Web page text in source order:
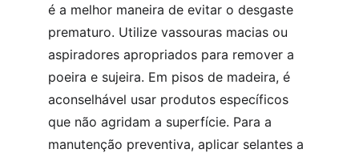
é a melhor maneira de evitar o desgaste
prematuro. Utilize vassouras macias ou
aspiradores apropriados para remover a
poeira e sujeira. Em pisos de madeira, é
aconselhável usar produtos específicos
que não agridam a superfície. Para a
manutenção preventiva, aplicar selantes a